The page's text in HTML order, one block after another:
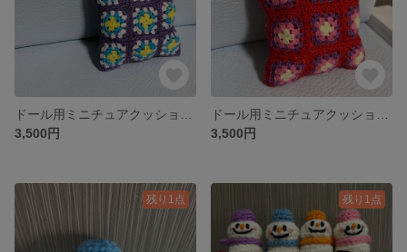
3,500円
3,500円
残り1点 残り1点